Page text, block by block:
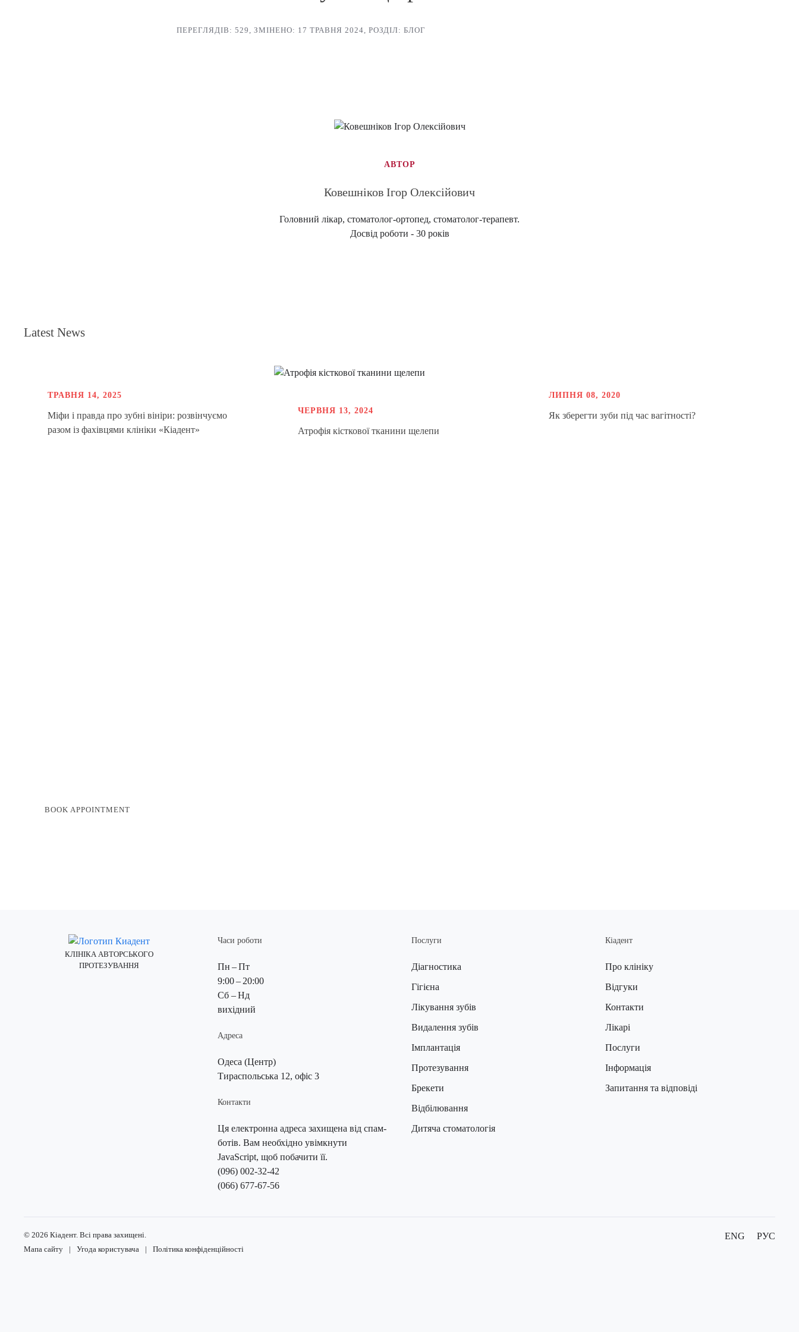
ПЕРЕГЛЯДІВ: 529 , ЗМІНЕНО: 17 ТРАВНЯ 2024, РОЗДІЛ: БЛОГ
АВТОР
Ковешніков Ігор Олексійович
Головний лікар, стоматолог-ортопед, стоматолог-терапевт.
Досвід роботи - 30 років
Latest News
ТРАВНЯ 14, 2025
Міфи і правда про зубні вініри: розвінчуємо
разом із фахівцями клініки «Кіадент»
ЧЕРВНЯ 13, 2024
Атрофія кісткової тканини щелепи
ЛИПНЯ 08, 2020
Як зберегти зуби під час вагітності?
BOOK APPOINTMENT
КЛІНІКА АВТОРСЬКОГО
ПРОТЕЗУВАННЯ
Facebook Стоматологія Киадент
X (Twitter) Стоматологія Киадент
YouTube Стоматологія Киадент
Pinterest Стоматологія Киадент
Часи роботи
Пн – Пт
9:00 – 20:00
Сб – Нд
вихідний
Адреса
Одеса (Центр)
Тираспольська 12, офіс 3
Контакти
Ця електронна адреса захищена від спам-
ботів. Вам необхідно увімкнути
JavaScript, щоб побачити її.
(096) 002-32-42
(066) 677-67-56
Послуги
Діагностика
Гігієна
Лікування зубів
Видалення зубів
Імплантація
Протезування
Брекети
Відбілювання
Дитяча стоматологія
Кіадент
Про клініку
Відгуки
Контакти
Лікарі
Послуги
Інформація
Запитання та відповіді
© 2026 Кіадент. Всі права захищені.
Мапа сайту
| Угода користувача | Політика конфіденційності
ENG РУС